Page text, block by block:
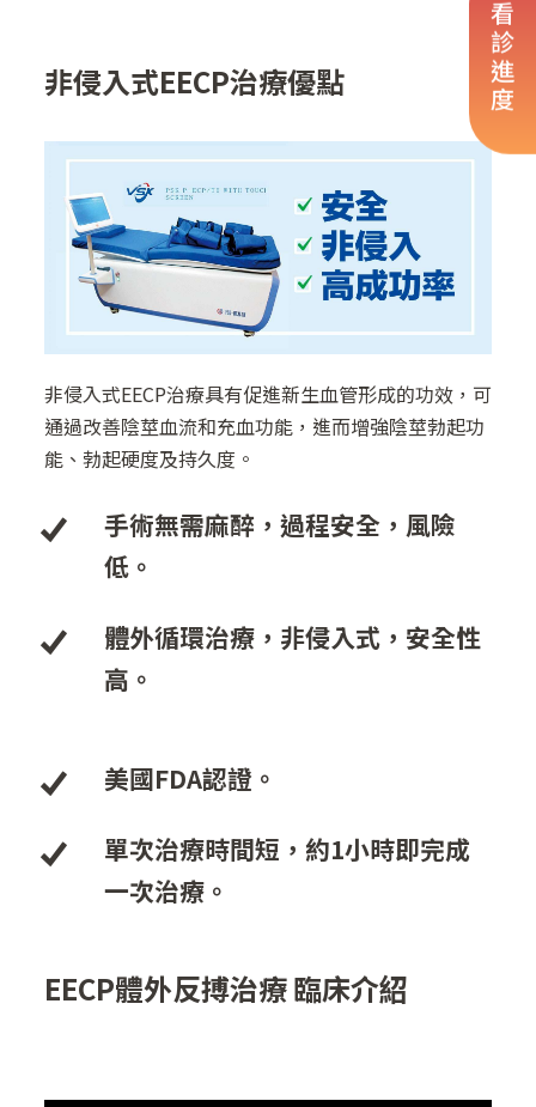
看診進度
非侵入式EECP治療優點
非侵入式EECP治療具有促進新生血管形成的功效，可
通過改善陰莖血流和充血功能，進而增強陰莖勃起功
能、勃起硬度及持久度。
手術無需麻醉，過程安全，風險
低。
體外循環治療，非侵入式，安全性
高。
美國FDA認證。
單次治療時間短，約1小時即完成
一次治療。
EECP體外反搏治療 臨床介紹